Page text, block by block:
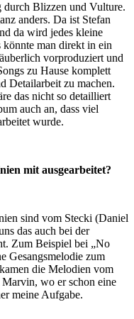
durch Blizzen und Vulture.
anders. Da ist Stefan
da wird jedes kleine
man direkt in ein
vorproduziert und
zu Hause komplett
Detailarbeit zu machen.
das nicht so detailliert
auch an, dass viel
wurde.
mit ausgearbeitet?
sind vom Stecki (Daniel
das auch bei der
Zum Beispiel bei „No
Gesangsmelodie zum
die Melodien vom
wo er schon eine
meine Aufgabe.